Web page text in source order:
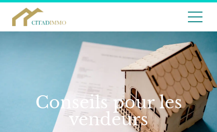
Conseils pour les
vendeurs